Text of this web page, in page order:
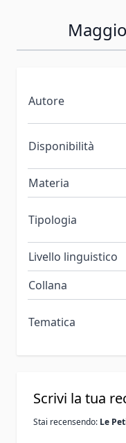
Autore
Disponibilità
Materia
Tipologia
Livello linguistico
Collana
Tematica
Scrivi la tua
Stai recensendo: Le